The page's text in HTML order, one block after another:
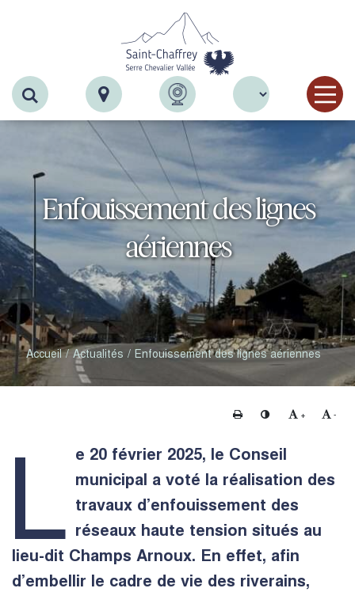
Recherche
Enfouissement des lignes
aériennes
Accueil Actualités Enfouissement des lignes aériennes
Imprimer Changer le contraste
+ Agrandir le
-
L e 20 février 2025, le Conseil
municipal a voté la réalisation des
travaux d’enfouissement des
réseaux haute tension situés au
lieu-dit Champs Arnoux. En effet, afin
d’embellir le cadre de vie des riverains,